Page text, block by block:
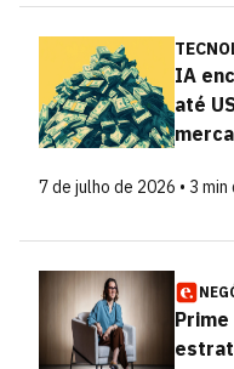
IA
até
7 de julho de 2026 • 3
Prime